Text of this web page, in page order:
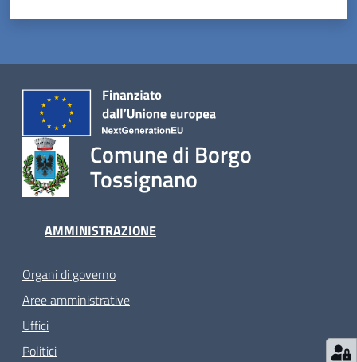
gli
Comune di Borgo
Tossignano
AMMINISTRAZIONE
Organi di governo
Aree amministrative
Uffici
Politici